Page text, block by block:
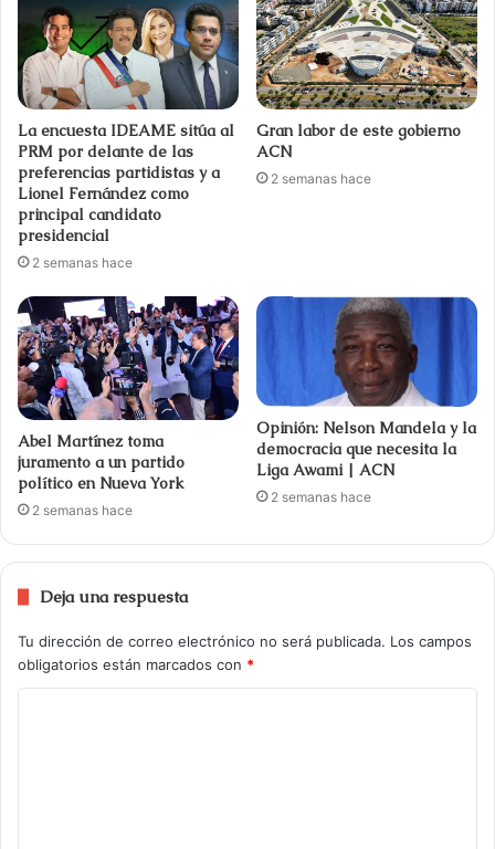
La encuesta IDEAME sitúa al
PRM por delante de las
preferencias partidistas y a
Lionel Fernández como
principal candidato
presidencial
2 semanas hace
Gran labor de este gobierno
ACN
2 semanas hace
Abel Martínez toma
juramento a un partido
político en Nueva York
2 semanas hace
Opinión: Nelson Mandela y la
democracia que necesita la
Liga Awami | ACN
2 semanas hace
Deja una respuesta
Tu dirección de correo electrónico no será publicada. Los campos
obligatorios están marcados con *